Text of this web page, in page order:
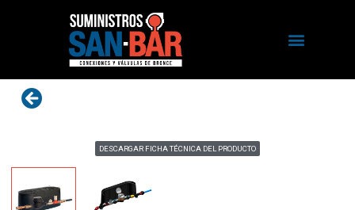
DESCARGAR FICHA TÉCNICA DEL PRODUCTO